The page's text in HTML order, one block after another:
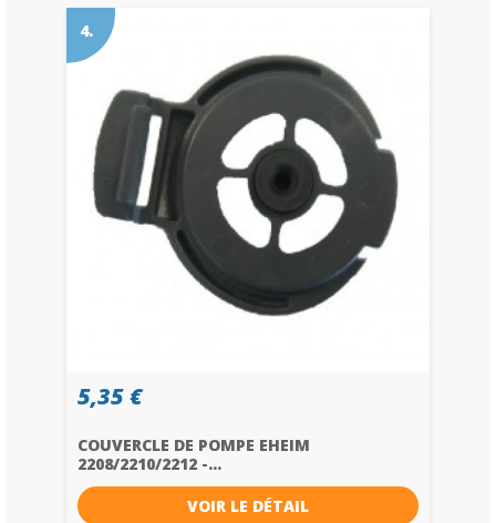
4.
5,35 €
COUVERCLE DE POMPE EHEIM
2208/2210/2212 -...
VOIR LE DÉTAIL